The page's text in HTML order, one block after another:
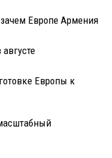
Европе Армения
Европы к